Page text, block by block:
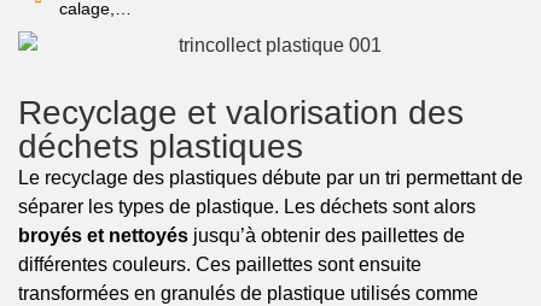
calage,…
Recyclage et valorisation des
déchets plastiques
Le recyclage des plastiques débute par un tri permettant de
séparer les types de plastique. Les déchets sont alors
broyés et nettoyés jusqu’à obtenir des paillettes de
différentes couleurs. Ces paillettes sont ensuite
transformées en granulés de plastique utilisés comme